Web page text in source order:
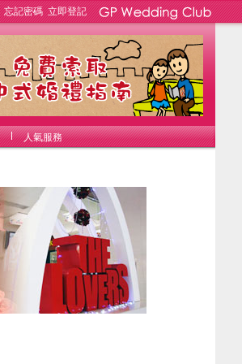
人氣服務
忘記密碼 立即登記